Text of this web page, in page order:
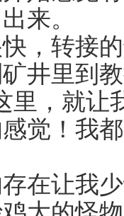
来。
，转接
井里到
，就让
觉！我
在让我